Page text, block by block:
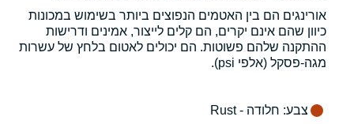
אורינגים הם בין האטמים הנפוצים ביותר בשימוש במכונות
כיוון שהם אינם יקרים, הם קלים לייצור, אמינים ודרישות
ההתקנה שלהם פשוטות. הם יכולים לאטום בלחץ של עשרות
מגה-פסקל (אלפי psi).
צבע: חלודה - Rust